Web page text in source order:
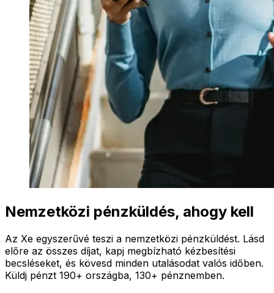
Nemzetközi pénzküldés, ahogy kell
Az Xe egyszerűvé teszi a nemzetközi pénzküldést. Lásd
előre az összes díjat, kapj megbízható kézbesítési
becsléseket, és kövesd minden utalásodat valós időben.
Küldj pénzt 190+ országba, 130+ pénznemben.